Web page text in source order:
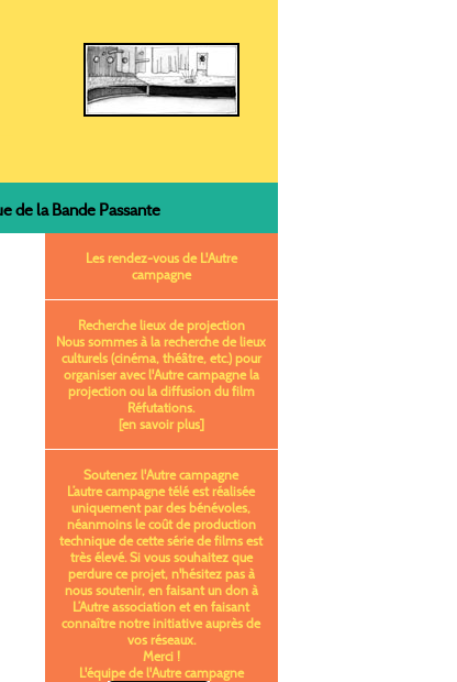
de la Bande Passante
Les rendez-vous de L'Autre
campagne
Recherche lieux de projection
Nous sommes à la recherche de lieux
culturels (cinéma, théâtre, etc.) pour
organiser avec l'Autre campagne la
projection ou la diffusion du film
Réfutations.
[en savoir plus]
Soutenez l'Autre campagne
L’autre campagne télé est réalisée
uniquement par des bénévoles,
néanmoins le coût de production
technique de cette série de films est
très élevé. Si vous souhaitez que
perdure ce projet, n'hésitez pas à
nous soutenir, en faisant un don à
L’Autre association et en faisant
connaître notre initiative auprès de
vos réseaux.
Merci !
L'équipe de l'Autre campagne